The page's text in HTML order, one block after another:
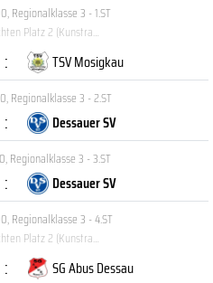
,Regionalklasse 3 - 1.ST
2 (Kunstrasenplatz)
:
TSV Mosigkau
,Regionalklasse 3 - 2.ST
:
Dessauer SV
,Regionalklasse 3 - 3.ST
:
Dessauer SV
,Regionalklasse 3 - 4.ST
2 (Kunstrasenplatz)
:
SG Abus Dessau